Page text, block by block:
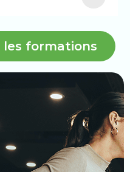
formations